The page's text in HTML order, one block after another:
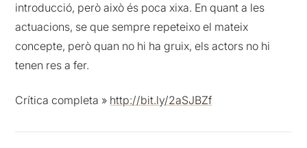
introducció, però això és poca xixa. En quant a les
actuacions, se que sempre repeteixo el mateix
concepte, però quan no hi ha gruix, els actors no hi
tenen res a fer.
Crítica completa » http://bit.ly/2aSJBZf